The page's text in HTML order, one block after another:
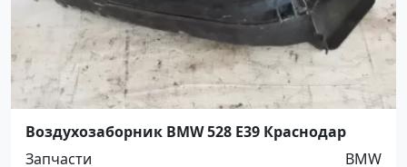
Воздухозаборник BMW 528 E39 Краснодар
Запчасти
BMW